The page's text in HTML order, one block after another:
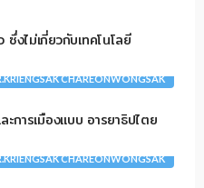
งไม่เกี่ยวกับเทคโนโลยี
CHAREONWONGSAK
การเมืองแบบ อารยาธิปไตย
CHAREONWONGSAK